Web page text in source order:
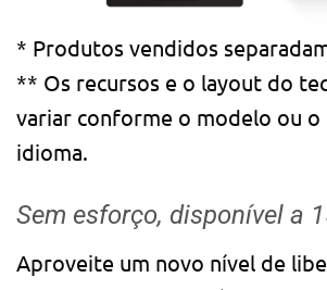
* Produtos vendidos
** Os recursos e o layout do
variar conforme o modelo ou
idioma.
Sem esforço, disponível a
Aproveite um novo nível de